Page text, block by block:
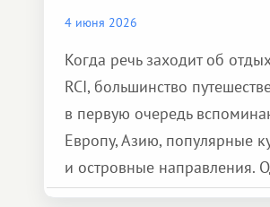
4 июня 2026
Когда речь заходит об
RCI, большинство
в первую очередь
Европу, Азию, популярные
и островные направления.
возможности обменной